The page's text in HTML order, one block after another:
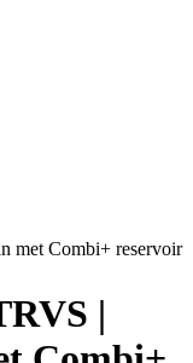
met Combi+ reservoir
|